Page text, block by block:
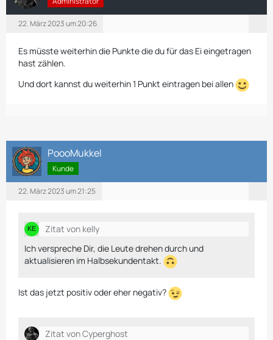
22. März 2023 um 20:26
Es müsste weiterhin die Punkte die du für das Ei eingetragen
hast zählen.
Und dort kannst du weiterhin 1 Punkt eintragen bei allen
PoooMukkel
Kunde
22. März 2023 um 21:25
Zitat von kelly
Ich verspreche Dir, die Leute drehen durch und
aktualisieren im Halbsekundentakt.
Ist das jetzt positiv oder eher negativ?
Zitat von Cyperghost